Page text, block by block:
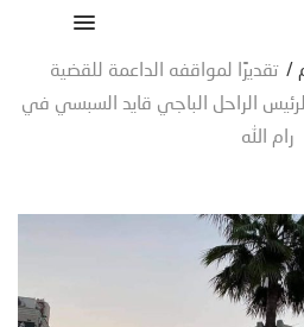
/ تقديرًا لمواقفه الداعمة للقضية
الراحل الباجي قايد السبسي في
رام الله